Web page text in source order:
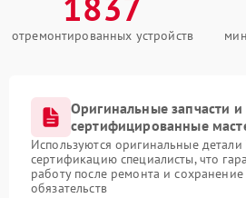
отремонтированных устройств
Оригинальные запчасти и
сертифицированные
Используются оригинальные
сертификацию специалисты, что
работу после ремонта и
обязательств